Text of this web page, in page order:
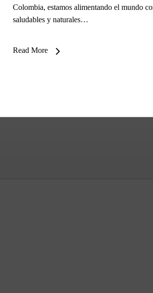
Colombia, estamos alimentando el mundo
saludables y naturales…
Read More